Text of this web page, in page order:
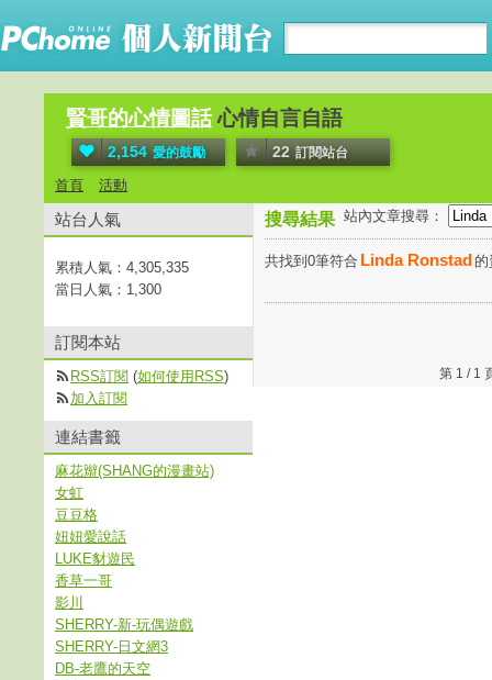
賢哥的心情圖話 心情自言自語
2,154 愛的鼓勵 22 訂閱站台
首頁 活動
搜尋結果 站內文章搜尋：
共找到0筆符合 Linda Ronstad
第 1 /
站台人氣
累積人氣： 4,305,335
當日人氣： 1,300
訂閱本站
RSS訂閱 (如何使用RSS)
加入訂閱
連結書籤
麻花辮(SHANG的漫畫站)
女虹
豆豆格
妞妞愛說話
LUKE豺遊民
香草一哥
影川
SHERRY-新-玩偶遊戲
SHERRY-日文網3
DB-老鷹的天空